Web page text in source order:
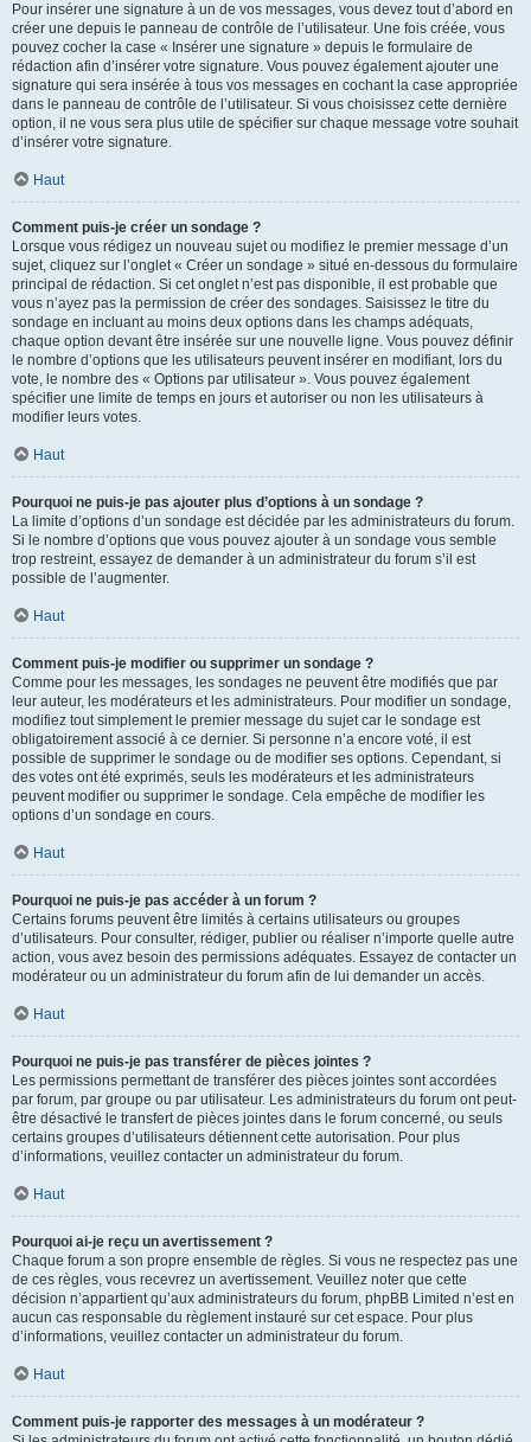
Pour insérer une signature à un de vos messages, vous devez tout d’abord en
créer une depuis le panneau de contrôle de l’utilisateur. Une fois créée, vous
pouvez cocher la case « Insérer une signature » depuis le formulaire de
rédaction afin d’insérer votre signature. Vous pouvez également ajouter une
signature qui sera insérée à tous vos messages en cochant la case appropriée
dans le panneau de contrôle de l’utilisateur. Si vous choisissez cette dernière
option, il ne vous sera plus utile de spécifier sur chaque message votre souhait
d’insérer votre signature.
Haut
Comment puis-je créer un sondage ?
Lorsque vous rédigez un nouveau sujet ou modifiez le premier message d’un
sujet, cliquez sur l’onglet « Créer un sondage » situé en-dessous du formulaire
principal de rédaction. Si cet onglet n’est pas disponible, il est probable que
vous n’ayez pas la permission de créer des sondages. Saisissez le titre du
sondage en incluant au moins deux options dans les champs adéquats,
chaque option devant être insérée sur une nouvelle ligne. Vous pouvez définir
le nombre d’options que les utilisateurs peuvent insérer en modifiant, lors du
vote, le nombre des « Options par utilisateur ». Vous pouvez également
spécifier une limite de temps en jours et autoriser ou non les utilisateurs à
modifier leurs votes.
Haut
Pourquoi ne puis-je pas ajouter plus d’options à un sondage ?
La limite d’options d’un sondage est décidée par les administrateurs du forum.
Si le nombre d’options que vous pouvez ajouter à un sondage vous semble
trop restreint, essayez de demander à un administrateur du forum s’il est
possible de l’augmenter.
Haut
Comment puis-je modifier ou supprimer un sondage ?
Comme pour les messages, les sondages ne peuvent être modifiés que par
leur auteur, les modérateurs et les administrateurs. Pour modifier un sondage,
modifiez tout simplement le premier message du sujet car le sondage est
obligatoirement associé à ce dernier. Si personne n’a encore voté, il est
possible de supprimer le sondage ou de modifier ses options. Cependant, si
des votes ont été exprimés, seuls les modérateurs et les administrateurs
peuvent modifier ou supprimer le sondage. Cela empêche de modifier les
options d’un sondage en cours.
Haut
Pourquoi ne puis-je pas accéder à un forum ?
Certains forums peuvent être limités à certains utilisateurs ou groupes
d’utilisateurs. Pour consulter, rédiger, publier ou réaliser n’importe quelle autre
action, vous avez besoin des permissions adéquates. Essayez de contacter un
modérateur ou un administrateur du forum afin de lui demander un accès.
Haut
Pourquoi ne puis-je pas transférer de pièces jointes ?
Les permissions permettant de transférer des pièces jointes sont accordées
par forum, par groupe ou par utilisateur. Les administrateurs du forum ont peut-
être désactivé le transfert de pièces jointes dans le forum concerné, ou seuls
certains groupes d’utilisateurs détiennent cette autorisation. Pour plus
d’informations, veuillez contacter un administrateur du forum.
Haut
Pourquoi ai-je reçu un avertissement ?
Chaque forum a son propre ensemble de règles. Si vous ne respectez pas une
de ces règles, vous recevrez un avertissement. Veuillez noter que cette
décision n’appartient qu’aux administrateurs du forum, phpBB Limited n’est en
aucun cas responsable du règlement instauré sur cet espace. Pour plus
d’informations, veuillez contacter un administrateur du forum.
Haut
Comment puis-je rapporter des messages à un modérateur ?